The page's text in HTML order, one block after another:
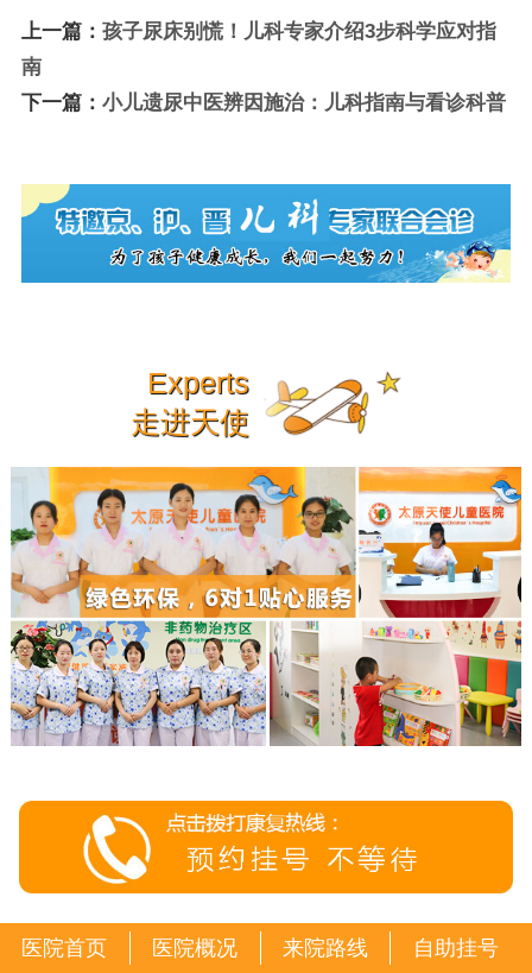
上一篇： 孩子尿床别慌！儿科专家介绍3步科学应对指
南
下一篇： 小儿遗尿中医辨因施治：儿科指南与看诊科普
Experts
走进天使
医院首页 医院概况 来院路线 自助挂号